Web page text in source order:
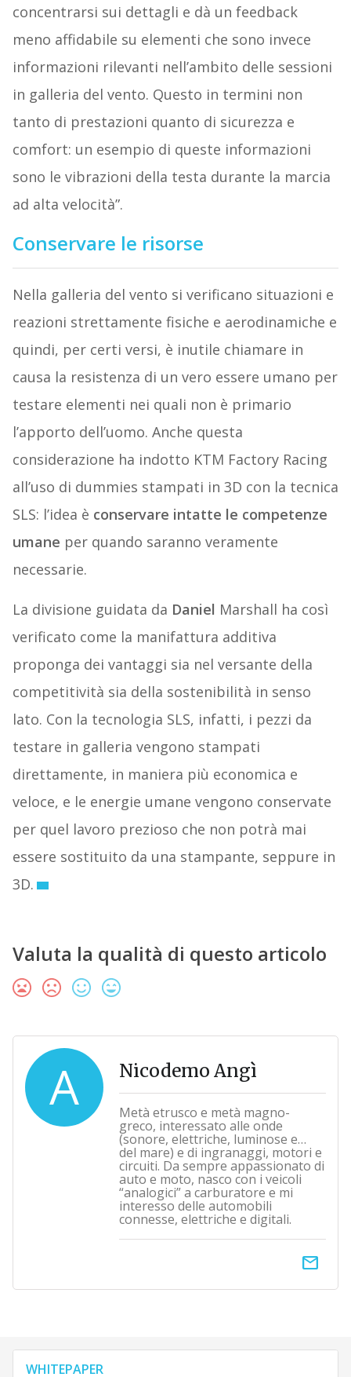
concentrarsi sui dettagli e dà un feedback
meno affidabile su elementi che sono invece
informazioni rilevanti nell’ambito delle sessioni
in galleria del vento. Questo in termini non
tanto di prestazioni quanto di sicurezza e
comfort: un esempio di queste informazioni
sono le vibrazioni della testa durante la marcia
ad alta velocità”.
Conservare le risorse
Nella galleria del vento si verificano situazioni e
reazioni strettamente fisiche e aerodinamiche e
quindi, per certi versi, è inutile chiamare in
causa la resistenza di un vero essere umano per
testare elementi nei quali non è primario
l’apporto dell’uomo. Anche questa
considerazione ha indotto KTM Factory Racing
all’uso di dummies stampati in 3D con la tecnica
SLS: l’idea è conservare intatte le competenze
umane per quando saranno veramente
necessarie.
La divisione guidata da Daniel Marshall ha così
verificato come la manifattura additiva
proponga dei vantaggi sia nel versante della
competitività sia della sostenibilità in senso
lato. Con la tecnologia SLS, infatti, i pezzi da
testare in galleria vengono stampati
direttamente, in maniera più economica e
veloce, e le energie umane vengono conservate
per quel lavoro prezioso che non potrà mai
essere sostituito da una stampante, seppure in
3D.
Valuta la qualità di questo articolo
A Nicodemo Angì
Metà etrusco e metà magno-
greco, interessato alle onde
(sonore, elettriche, luminose e…
del mare) e di ingranaggi, motori e
circuiti. Da sempre appassionato di
auto e moto, nasco con i veicoli
“analogici” a carburatore e mi
interesso delle automobili
connesse, elettriche e digitali.
email
WHITEPAPER